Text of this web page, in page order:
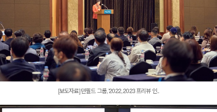
[보도자료] 던필드 그룹, '2022, 2023 프리뷰 인..